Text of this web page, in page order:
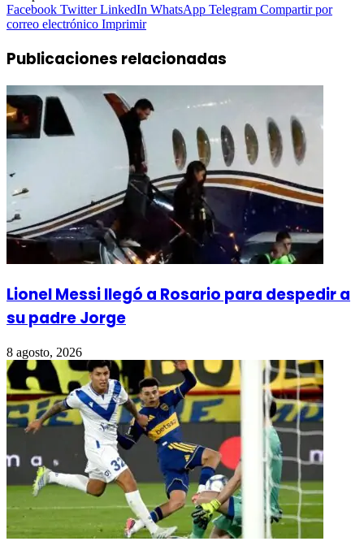
Facebook Twitter LinkedIn WhatsApp Telegram Compartir por
correo electrónico Imprimir
Publicaciones relacionadas
Lionel Messi llegó a Rosario para despedir a
su padre Jorge
8 agosto, 2026